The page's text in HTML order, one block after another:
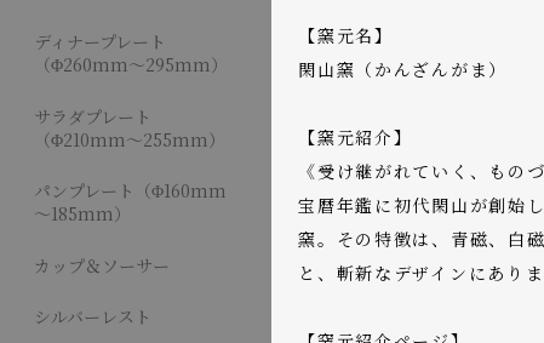
ディナープレート
（Φ260mm～295mm）
サラダプレート
（Φ210mm～255mm）
パンプレート（Φ160mm
～185mm）
カップ＆ソーサー
シルバーレスト
【窯元名】
閑山窯（かんざんがま）
【窯元紹介】
《受け継がれていく、もの
宝暦年鑑に初代閑山が創始
窯。その特徴は、青磁、白
と、斬新なデザインにありま